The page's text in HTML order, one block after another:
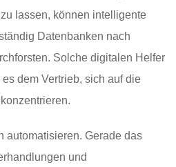
lassen, können intelligente
Datenbanken nach
Solche digitalen Helfer
dem Vertrieb, sich auf die
automatisieren. Gerade das
und